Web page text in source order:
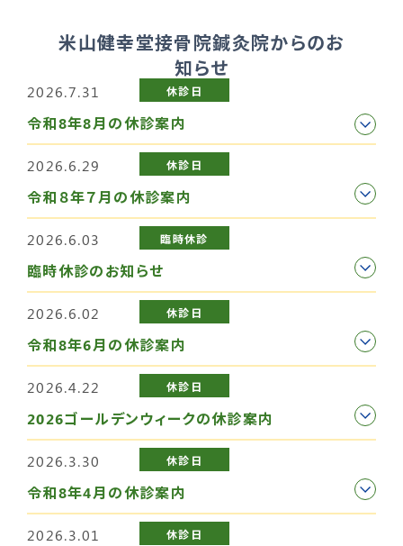
米山健幸堂接骨院鍼灸院からのお
知らせ
2026.7.31 休診日
令和8年8月の休診案内
2026.6.29 休診日
令和８年７月の休診案内
2026.6.03 臨時休診
臨時休診のお知らせ
2026.6.02 休診日
令和8年6月の休診案内
2026.4.22 休診日
2026ゴールデンウィークの休診案内
2026.3.30 休診日
令和8年4月の休診案内
2026.3.01 休診日